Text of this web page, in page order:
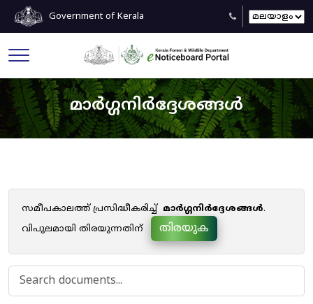
Government of Kerala
മാർഗ്ഗനിർദ്ദേശങ്ങൾ
സമീപകാലത്ത് പ്രസിദ്ധീകരിച്ച് മാർഗ്ഗനിർദ്ദേശങ്ങൾ.
വിപുലമായി തിരയുന്നതിന്
തിരയുക